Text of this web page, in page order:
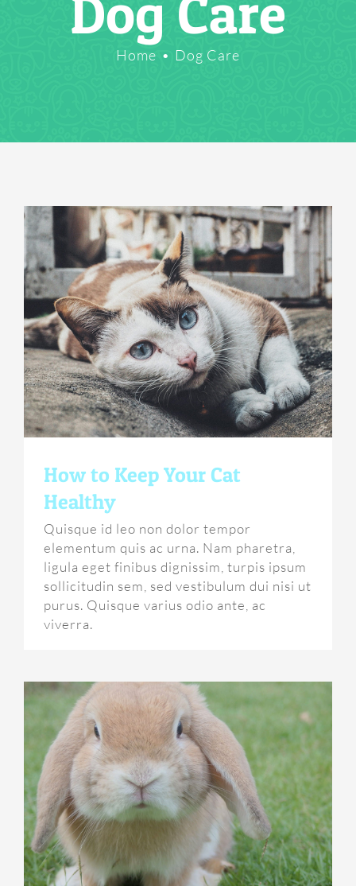
Home Dog Care
How to Keep Your Cat
Healthy
Quisque id leo non dolor tempor
elementum quis ac urna. Nam pharetra,
ligula eget finibus dignissim, turpis ipsum
sollicitudin sem, sed vestibulum dui nisi ut
purus. Quisque varius odio ante, ac
viverra.